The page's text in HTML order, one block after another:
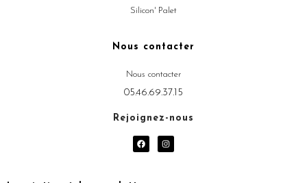
Silicon' Palet
Nous contacter
Nous contacter
05.46.69.37.15
Rejoignez-nous
F
a
I
n